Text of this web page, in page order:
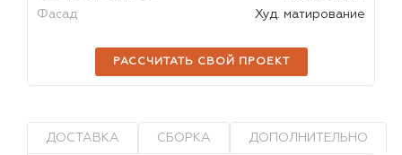
Фасад
Худ. матирование
РАССЧИТАТЬ СВОЙ ПРОЕКТ
ДОСТАВКА СБОРКА ДОПОЛНИТЕЛЬНО